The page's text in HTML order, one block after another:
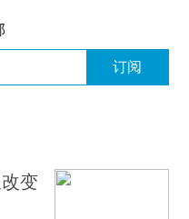
订阅
变